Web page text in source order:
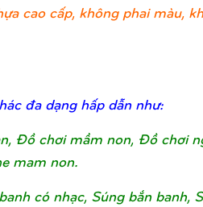
cao cấp, không phai màu,
đa dạng hấp dẫn như:
Đồ chơi mầm non, Đồ chơi
mam non.
có nhạc, Súng bắn banh,